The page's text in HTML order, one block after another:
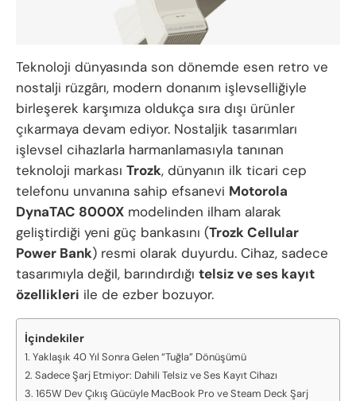
Teknoloji dünyasında son dönemde esen retro ve
nostalji rüzgârı, modern donanım işlevselliğiyle
birleşerek karşımıza oldukça sıra dışı ürünler
çıkarmaya devam ediyor. Nostaljik tasarımları
işlevsel cihazlarla harmanlamasıyla tanınan
teknoloji markası Trozk, dünyanın ilk ticari cep
telefonu unvanına sahip efsanevi Motorola
DynaTAC 8000X modelinden ilham alarak
geliştirdiği yeni güç bankasını (Trozk Cellular
Power Bank) resmi olarak duyurdu. Cihaz, sadece
tasarımıyla değil, barındırdığı telsiz ve ses kayıt
özellikleri ile de ezber bozuyor.
İçindekiler
Yaklaşık 40 Yıl Sonra Gelen “Tuğla” Dönüşümü
Sadece Şarj Etmiyor: Dahili Telsiz ve Ses Kayıt Cihazı
165W Dev Çıkış Gücüyle MacBook Pro ve Steam Deck Şarj